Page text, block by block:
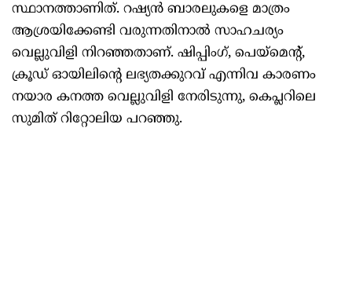
സ്ഥാനത്താണിത്. റഷ്യന്‍ ബാരലുകളെ മാത്രം
ആശ്രയിക്കേണ്ടി വരുന്നതിനാല്‍ സാഹചര്യം
വെല്ലുവിളി നിറഞ്ഞതാണ്. ഷിപ്പിംഗ്, പെയ്‌മെന്റ്,
ക്രൂഡ് ഓയിലിന്റെ ലഭ്യതക്കുറവ് എന്നിവ കാരണം
നയാര കനത്ത വെല്ലുവിളി നേരിടുന്നു, കെപ്ലറിലെ
സുമിത് റിറ്റോലിയ പറഞ്ഞു.